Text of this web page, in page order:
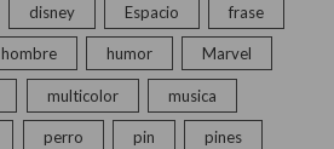
disney Espacio frase
hombre humor Marvel
multicolor musica
perro pin pines